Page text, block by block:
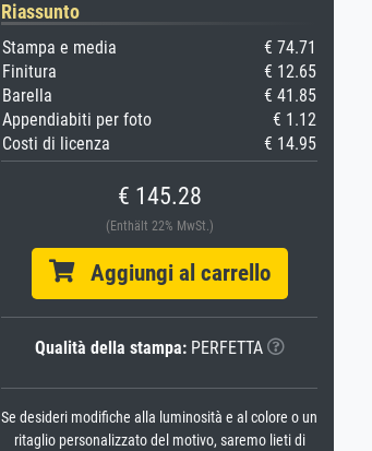
Riassunto
Stampa e media
€ 74.71
Finitura
€ 12.65
Barella
€ 41.85
Appendiabiti per foto
€ 1.12
Costi di licenza
€ 14.95
€ 145.28
(Enthält 22% MwSt.)
Aggiungi al carrello
Qualità della stampa:PERFETTA
Se desideri modifiche alla luminosità e al colore o un
ritaglio personalizzato del motivo, saremo lieti di